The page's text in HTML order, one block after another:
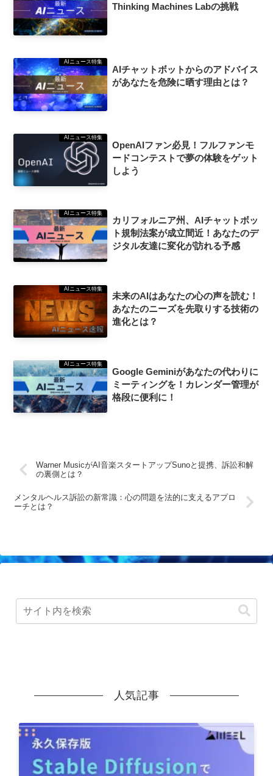
Thinking Machines Labの挑戦
AIニュース特集
AIチャットボットからのアドバイス
があなたを危険に晒す理由とは？
AIニュース特集
OpenAIファン必見！フルファンモ
ードコンテストで夢の体験をゲット
しよう
AIニュース特集
カリフォルニア州、AIチャットボッ
ト規制法案が成立間近！あなたのデ
ジタル友達に変化が訪れる予感
AIニュース特集
未来のAIはあなたの心の声を読む！
あなたのニーズを先取りする技術の
進化とは？
AIニュース特集
Google Geminiがあなたの代わりに
ミーティングを！カレンダー管理が
格段に便利に！
Warner MusicがAI音楽スタートアップSunoと提携、訴訟和解
の裏側とは？
メンタルヘルス訴訟の新常識：心の問題を法的に支えるアプロ
ーチとは？
人気記事